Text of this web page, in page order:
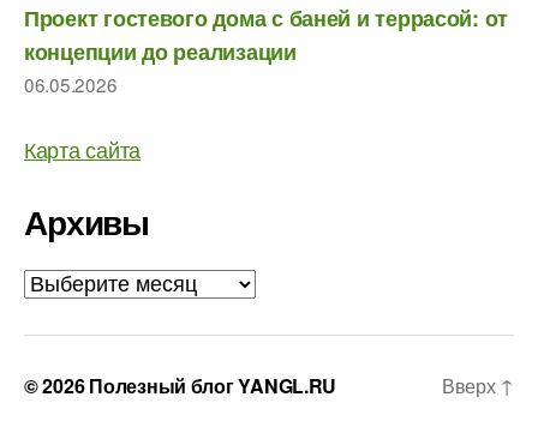
Проект гостевого дома с баней и террасой: от
концепции до реализации
06.05.2026
Карта сайта
Архивы
Архивы
© 2026Полезный блог YANGL.RU Вверх ↑